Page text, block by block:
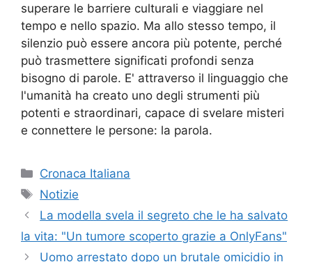
superare le barriere culturali e viaggiare nel
tempo e nello spazio. Ma allo stesso tempo, il
silenzio può essere ancora più potente, perché
può trasmettere significati profondi senza
bisogno di parole. E' attraverso il linguaggio che
l'umanità ha creato uno degli strumenti più
potenti e straordinari, capace di svelare misteri
e connettere le persone: la parola.
Categorie
Cronaca Italiana
Tag
Notizie
La modella svela il segreto che le ha salvato
la vita: "Un tumore scoperto grazie a OnlyFans"
Uomo arrestato dopo un brutale omicidio in